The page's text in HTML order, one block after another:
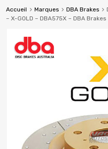
Accueil Marques DBA Brakes
– X-GOLD – DBA575X – DBA Brakes